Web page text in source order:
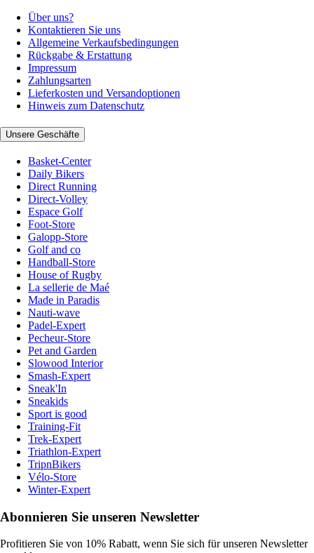
Über uns?
Kontaktieren Sie uns
Allgemeine Verkaufsbedingungen
Rückgabe & Erstattung
Impressum
Zahlungsarten
Lieferkosten und Versandoptionen
Hinweis zum Datenschutz
Unsere Geschäfte
Basket-Center
Daily Bikers
Direct Running
Direct-Volley
Espace Golf
Foot-Store
Galopp-Store
Golf and co
Handball-Store
House of Rugby
La sellerie de Maé
Made in Paradis
Nauti-wave
Padel-Expert
Pecheur-Store
Pet and Garden
Slowood Interior
Smash-Expert
Sneak'In
Sneakids
Sport is good
Training-Fit
Trek-Expert
Triathlon-Expert
TripnBikers
Vélo-Store
Winter-Expert
Abonnieren Sie unseren Newsletter
Profitieren Sie von 10% Rabatt, wenn Sie sich für unseren Newsletter